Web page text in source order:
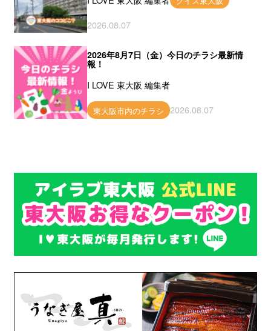
2026.08.07
2026年8月7日（金）今日のチラシ最新情
報！
I LOVE 東大阪 編集者
東大阪市内のチラシ 2026.08.07